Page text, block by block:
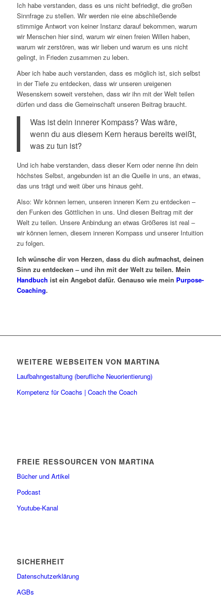
Ich habe verstanden, dass es uns nicht befriedigt, die großen
Sinnfrage zu stellen. Wir werden nie eine abschließende
stimmige Antwort von keiner Instanz darauf bekommen, warum
wir Menschen hier sind, warum wir einen freien Willen haben,
warum wir zerstören, was wir lieben und warum es uns nicht
gelingt, in Frieden zusammen zu leben.
Aber ich habe auch verstanden, dass es möglich ist, sich selbst
in der Tiefe zu entdecken, dass wir unseren ureigenen
Wesenskern soweit verstehen, dass wir ihn mit der Welt teilen
dürfen und dass die Gemeinschaft unseren Beitrag braucht.
Was ist dein innerer Kompass? Was wäre,
wenn du aus diesem Kern heraus bereits weißt,
was zu tun ist?
Und ich habe verstanden, dass dieser Kern oder nenne ihn dein
höchstes Selbst, angebunden ist an die Quelle in uns, an etwas,
das uns trägt und weit über uns hinaus geht.
Also: Wir können lernen, unseren inneren Kern zu entdecken –
den Funken des Göttlichen in uns. Und diesen Beitrag mit der
Welt zu teilen. Unsere Anbindung an etwas Größeres ist real –
wir können lernen, diesem inneren Kompass und unserer Intuition
zu folgen.
Ich wünsche dir von Herzen, dass du dich aufmachst, deinen
Sinn zu entdecken – und ihn mit der Welt zu teilen. Mein
Handbuch ist ein Angebot dafür. Genauso wie mein Purpose-
Coaching.
WEITERE WEBSEITEN VON MARTINA
Laufbahngestaltung (berufliche Neuorientierung)
Kompetenz für Coachs | Coach the Coach
FREIE RESSOURCEN VON MARTINA
Bücher und Artikel
Podcast
Youtube-Kanal
SICHERHEIT
Datenschutzerklärung
AGBs